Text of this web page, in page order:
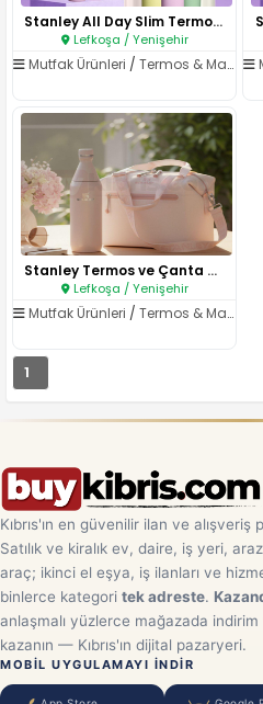
Stanley All Day Slim Termos Se..
Lefkoşa / Yenişehir
Mutfak Ürünleri / Termos & Matara
Stanley Termos ve Çanta Seti..
Lefkoşa / Yenişehir
Mutfak Ürünleri / Termos & Matara
1
Kıbrıs'ın en güvenilir ilan ve alışveriş
Satılık ve kiralık ev, daire, iş yeri,
araç; ikinci el eşya, iş ilanları ve
binlerce kategori tek adreste.
anlaşmalı yüzlerce mağazada
kazanın — Kıbrıs'ın dijital pazaryeri.
MOBIL UYGULAMAYI INDIR